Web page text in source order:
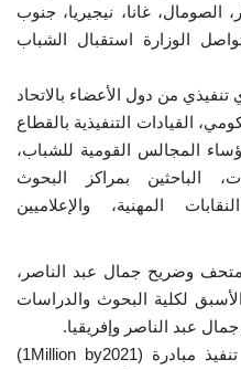
الصومال، غانا، نيجيريا، جنوب
وتواصل الوزارة استقبال الشباب
100 شاب قيادي تنفيذي من دول الأعضاء بالاتحاد
القيادات التنفيذية بالقطاع
المجالس القومية للشباب،
الباحثين بمراكز البحوث
المهنية، والإعلاميين
متحف وضريح جمال عبد الناصر،
لكلية البحوث والدراسات
عبد الناصر وإفريقيا.
يذكر أن المنحة تعد إحدى آليات تنفيذ مبادرة (1Million by2021)